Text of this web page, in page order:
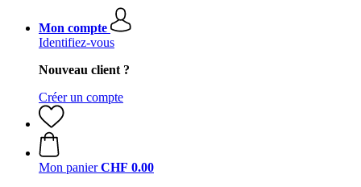
Mon compte
Identifiez-vous
Nouveau client ?
Créer un compte
Mon panier CHF 0.00